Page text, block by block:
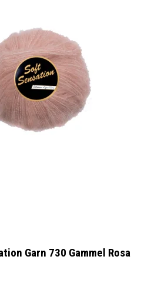
Garn 730 Gammel Rosa